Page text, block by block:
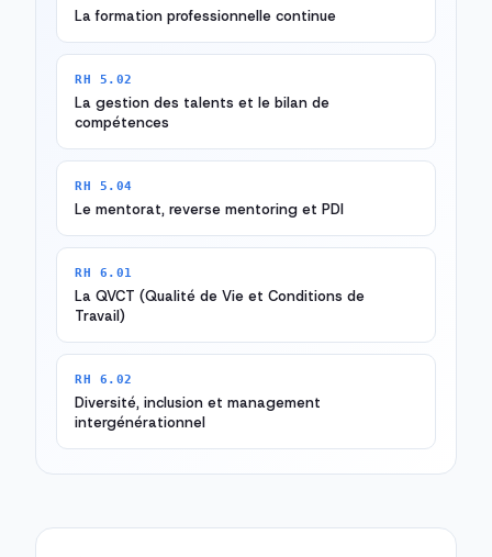
La formation professionnelle continue
RH 5.02
La gestion des talents et le bilan de
compétences
RH 5.04
Le mentorat, reverse mentoring et PDI
RH 6.01
La QVCT (Qualité de Vie et Conditions de
Travail)
RH 6.02
Diversité, inclusion et management
intergénérationnel